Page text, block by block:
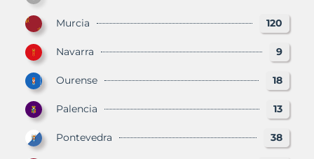
Murcia 120
Navarra 9
Ourense 18
Palencia 13
Pontevedra 38